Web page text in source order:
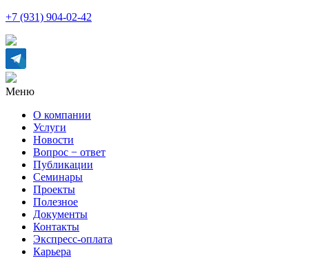
+7 (931) 904-02-42
Меню
О компании
Услуги
Новости
Вопрос − ответ
Публикации
Семинары
Проекты
Полезное
Документы
Контакты
Экспресс-оплата
Карьера